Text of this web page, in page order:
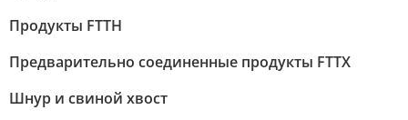
Продукты FTTH
Предварительно соединенные продукты FTTX
Шнур и свиной хвост